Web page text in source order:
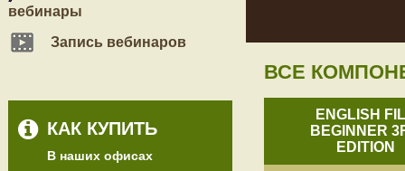
вебинары
Запись вебинаров
КАК КУПИТЬ
В наших офисах
ВСЕ
ENGLISH
BEGINNER
EDITION